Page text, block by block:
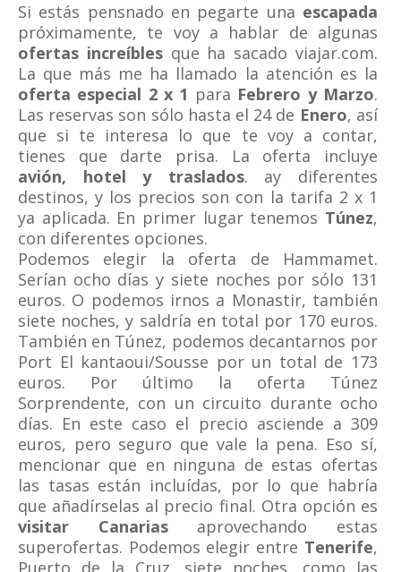
Si estás pensnado en pegarte una escapada
próximamente, te voy a hablar de algunas
ofertas increíbles que ha sacado viajar.com.
La que más me ha llamado la atención es la
oferta especial 2 x 1 para Febrero y Marzo.
Las reservas son sólo hasta el 24 de Enero, así
que si te interesa lo que te voy a contar,
tienes que darte prisa. La oferta incluye
avión, hotel y traslados. ay diferentes
destinos, y los precios son con la tarifa 2 x 1
ya aplicada. En primer lugar tenemos Túnez,
con diferentes opciones.
Podemos elegir la oferta de Hammamet.
Serían ocho días y siete noches por sólo 131
euros. O podemos irnos a Monastir, también
siete noches, y saldría en total por 170 euros.
También en Túnez, podemos decantarnos por
Port El kantaoui/Sousse por un total de 173
euros. Por último la oferta Túnez
Sorprendente, con un circuito durante ocho
días. En este caso el precio asciende a 309
euros, pero seguro que vale la pena. Eso sí,
mencionar que en ninguna de estas ofertas
las tasas están incluídas, por lo que habría
que añadírselas al precio final. Otra opción es
visitar Canarias aprovechando estas
superofertas. Podemos elegir entre Tenerife,
Puerto de la Cruz, siete noches, como las